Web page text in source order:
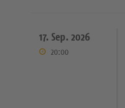
17. Sep. 2026
20:00